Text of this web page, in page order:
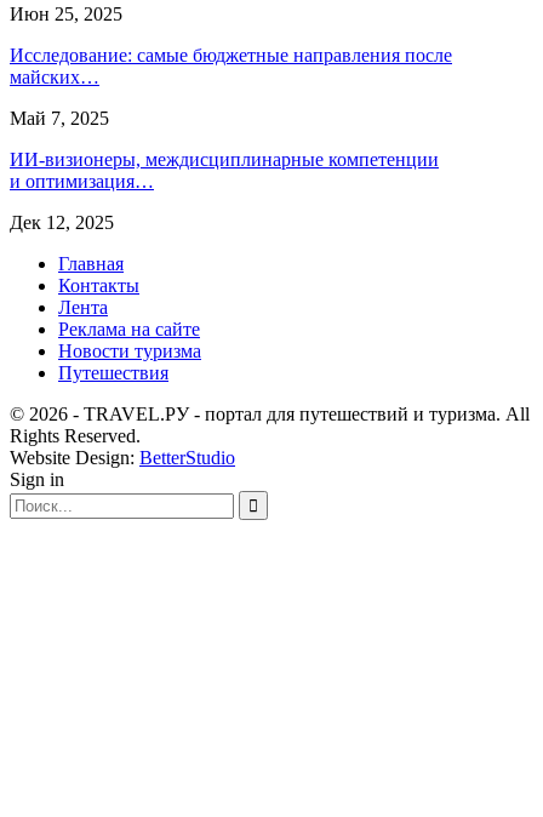
Июн 25, 2025
Исследование: самые бюджетные направления после
майских…
Май 7, 2025
ИИ-визионеры, междисциплинарные компетенции
и оптимизация…
Дек 12, 2025
Главная
Контакты
Лента
Реклама на сайте
Новости туризма
Путешествия
© 2026 - TRAVEL.РУ - портал для путешествий и туризма. All
Rights Reserved.
Website Design: BetterStudio
Sign in